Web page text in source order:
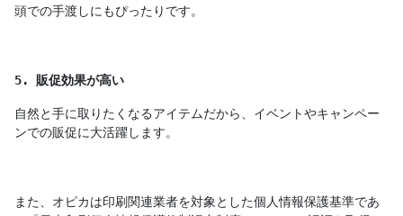
頭での手渡しにもぴったりです。
5. 販促効果が高い
自然と手に取りたくなるアイテムだから、イベントやキャンペー
ンでの販促に大活躍します。
また、オピカは印刷関連業者を対象とした個人情報保護基準であ